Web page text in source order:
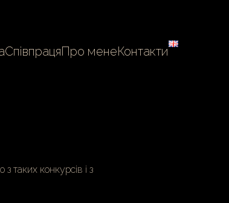
СпівпрацяПро менеКонтакти
таких конкурсів і з